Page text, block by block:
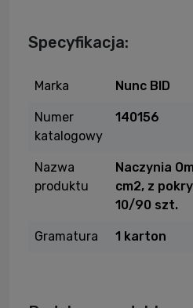
Specyfikacja:
Marka Nunc BID
Numer
katalogowy
140156
Nazwa
produktu
Naczynia
cm2, z
10/90 szt.
Gramatura 1 karton